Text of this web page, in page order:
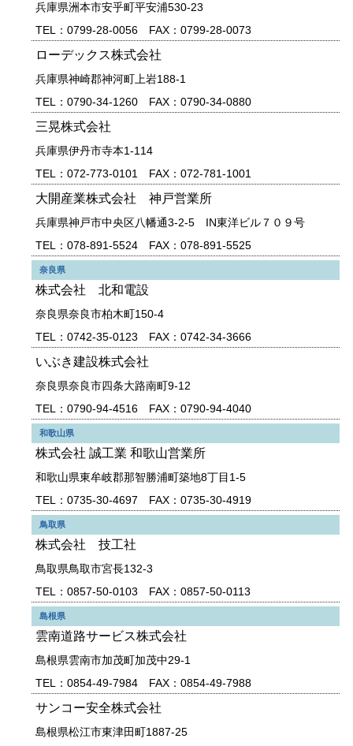
兵庫県洲本市安乎町平安浦530-23
TEL：0799-28-0056 FAX：0799-28-0073
ローデックス株式会社
兵庫県神崎郡神河町上岩188-1
TEL：0790-34-1260 FAX：0790-34-0880
三晃株式会社
兵庫県伊丹市寺本1-114
TEL：072-773-0101 FAX：072-781-1001
大開産業株式会社 神戸営業所
兵庫県神戸市中央区八幡通3-2-5 IN東洋ビル７０９号
TEL：078-891-5524 FAX：078-891-5525
奈良県
株式会社 北和電設
奈良県奈良市柏木町150-4
TEL：0742-35-0123 FAX：0742-34-3666
いぶき建設株式会社
奈良県奈良市四条大路南町9-12
TEL：0790-94-4516 FAX：0790-94-4040
和歌山県
株式会社 誠工業 和歌山営業所
和歌山県東牟岐郡那智勝浦町築地8丁目1-5
TEL：0735-30-4697 FAX：0735-30-4919
鳥取県
株式会社 技工社
鳥取県鳥取市宮長132-3
TEL：0857-50-0103 FAX：0857-50-0113
島根県
雲南道路サービス株式会社
島根県雲南市加茂町加茂中29-1
TEL：0854-49-7984 FAX：0854-49-7988
サンコー安全株式会社
島根県松江市東津田町1887-25